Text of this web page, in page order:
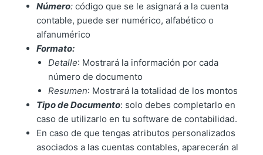
Número: código que se le asignará a la cuenta
contable, puede ser numérico, alfabético o
alfanumérico
Formato:
Detalle: Mostrará la información por cada
número de documento
Resumen: Mostrará la totalidad de los montos
Tipo de Documento: solo debes completarlo en
caso de utilizarlo en tu software de contabilidad.
En caso de que tengas atributos personalizados
asociados a las cuentas contables, aparecerán al